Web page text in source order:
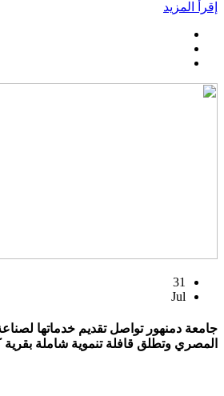
إقرأ المزيد
31
Jul
جامعة دمنهور تواصل تقديم خدماتها
المصري وتطلق قافلة تنموية شاملة